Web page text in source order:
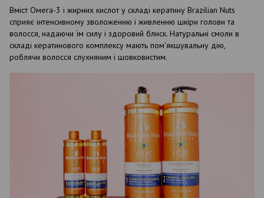
Вміст Омега-3 і жирних кислот у складі кератину Brazilian Nuts
сприяє інтенсивному зволоженню і живленню шкіри голови та
волосся, надаючи їм силу і здоровий блиск. Натуральні смоли в
складі кератинового комплексу мають пом'якшувальну дію,
роблячи волосся слухняним і шовковистим.